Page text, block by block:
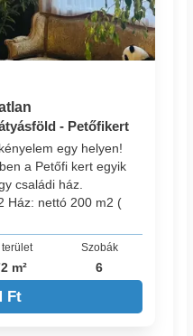
- Petőfikert
egy helyen!
a Petőfi kert egyik
családi ház.
Ház: nettó 200 m2 (
terület
m²
Szobák
6
Ft